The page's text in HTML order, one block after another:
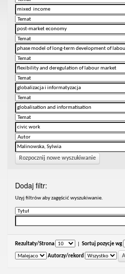
Rozpocznij nowe wyszukiwanie
Dodaj filtr:
Uzyj filtrów aby zagęścić wyszukiwanie.
Rezultaty/Strona Sortuj pozycje wg
Autorzy/rekord